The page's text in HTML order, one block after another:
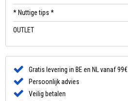
* Nuttige tips *
OUTLET
Gratis levering in BE en NL vanaf 99€
Persoonlijk advies
Veilig betalen